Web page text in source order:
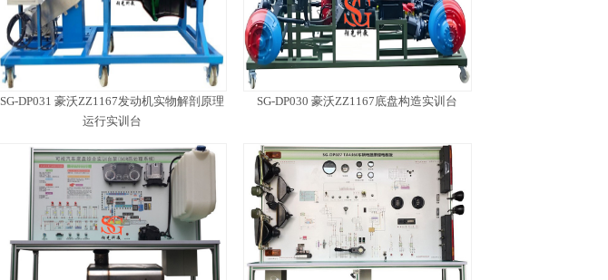
SG-DP031 豪沃ZZ1167发动机实物解剖原理
运行实训台
SG-DP030 豪沃ZZ1167底盘构造实训台